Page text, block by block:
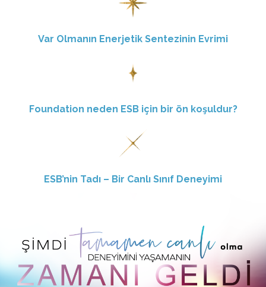
Var Olmanın Enerjetik Sentezinin Evrimi
Foundation neden ESB için bir ön koşuldur?
ESB’nin Tadı – Bir Canlı Sınıf Deneyimi